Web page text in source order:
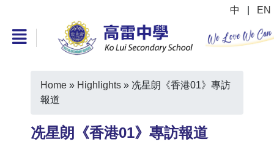
中 EN
Home » Highlights » 冼星朗《香港01》專訪
報道
冼星朗《香港01》專訪報道